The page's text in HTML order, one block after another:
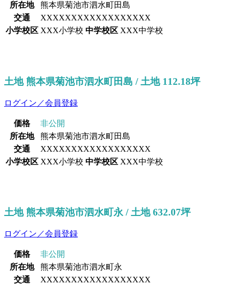
所在地
熊本県菊池市泗水町田島
交通
XXXXXXXXXXXXXXXXXX
小学校区 XXX小学校 中学校区 XXX中学校
土地 熊本県菊池市泗水町田島 / 土地 112.18坪
ログイン／会員登録
価格
非公開
所在地
熊本県菊池市泗水町田島
交通
XXXXXXXXXXXXXXXXXX
小学校区 XXX小学校 中学校区 XXX中学校
土地 熊本県菊池市泗水町永 / 土地 632.07坪
ログイン／会員登録
価格
非公開
所在地
熊本県菊池市泗水町永
交通
XXXXXXXXXXXXXXXXXX